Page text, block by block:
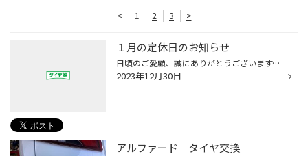
< 1 2 3 >
１月の定休日のお知らせ
日頃のご愛顧、誠にありがとうございます。 タイヤ館玉川上水より、１月の定休日をお知らせ致します。 年始は元旦から3日まで休業とさせて頂きます。 4日より通常営業となります。 １月の定休日は、水曜日の日,10日,17日,24日を頂いております。 ３１日水曜日は営業日とさせていただきます。 当店へ...
2023年12月30日
アルファード タイヤ交換